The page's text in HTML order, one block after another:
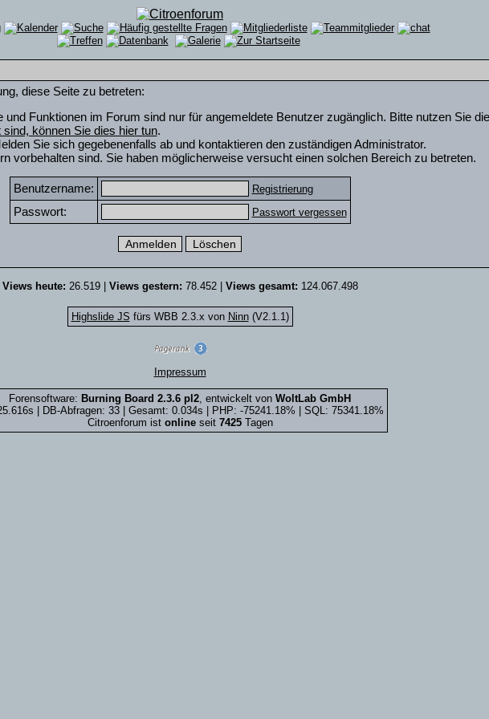
diese Seite zu betreten:
Funktionen im Forum sind nur für angemeldete Benutzer zugänglich. Bitte nutzen Sie
können Sie dies hier tun.
Sie sich gegebenenfalls ab und kontaktieren den zuständigen Administrator.
vorbehalten sind. Sie haben möglicherweise versucht einen solchen Bereich zu betreten.
Benutzername: Registrierung
Passwort: Passwort vergessen
Views heute: 26.519 | Views gestern: 78.452 | Views gesamt: 124.067.498
Highslide JS fürs WBB 2.3.x von Ninn(V2.1.1)
Impressum
Forensoftware: Burning Board 2.3.6 pl2, entwickelt von WoltLab GmbH
| DB-Abfragen: 33 | Gesamt: 0.034s | PHP: -75241.18% | SQL: 75341.18%
Citroenforum ist onlineseit 7425Tagen